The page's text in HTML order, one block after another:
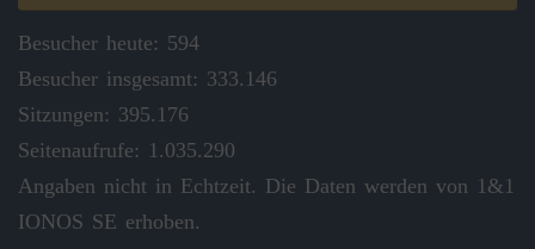
Besucher heute: 594
Besucher insgesamt: 333.146
Sitzungen: 395.176
Seitenaufrufe: 1.035.290
Angaben nicht in Echtzeit. Die Daten werden von 1&1
IONOS SE erhoben.